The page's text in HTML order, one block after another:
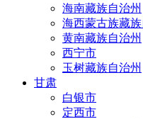
海南藏族自治州
海西蒙古族藏族
黄南藏族自治州
西宁市
玉树藏族自治州
甘肃
白银市
定西市